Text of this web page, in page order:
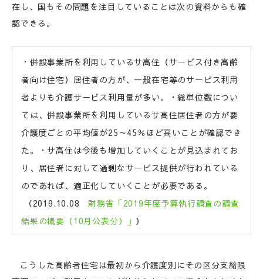
在し、国もその問題を注目していることは次の資料からも確
認できる。
・併設事業所を利用しているサ高住（サービス付き高齢
者向け住宅）居住者の方が、一般在宅等のサービス利用
者よりも介護サービス利用量が多い。・総単位数につい
ては、併設事業所を利用しているサ高住居住者の方が要
介護度ごとの平均値が25～45％ほど高いことが確認でき
た。・サ高住は今後も増加していくことが見込まれてお
り、居住者に対して過剰なサービス提供が行われている
のであれば、適正化していくことが必要である。
（2019.10.08財務省「2019年度予算執行調査の調査
結果の概要（10月公表分）」 ）
こうした高齢者住宅は最初から介護度別にその区分支給限